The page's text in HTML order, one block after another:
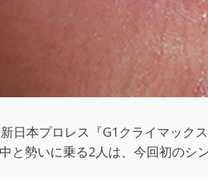
日本プロレス『G1クライマック
と勢いに乗る2人は、今回初のシ